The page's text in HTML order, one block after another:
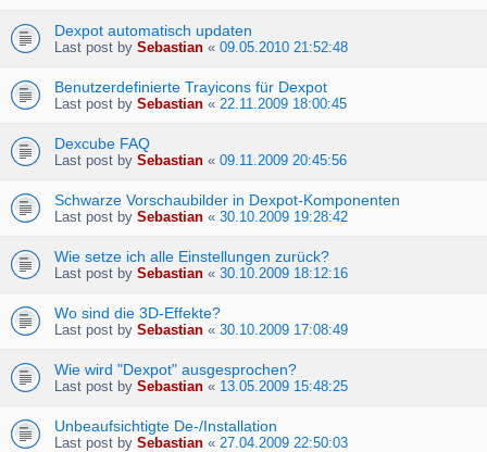
Dexpot automatisch updaten
Last post by Sebastian « 09.05.2010 21:52:48
Benutzerdefinierte Trayicons für Dexpot
Last post by Sebastian « 22.11.2009 18:00:45
Dexcube FAQ
Last post by Sebastian « 09.11.2009 20:45:56
Schwarze Vorschaubilder in Dexpot-Komponenten
Last post by Sebastian « 30.10.2009 19:28:42
Wie setze ich alle Einstellungen zurück?
Last post by Sebastian « 30.10.2009 18:12:16
Wo sind die 3D-Effekte?
Last post by Sebastian « 30.10.2009 17:08:49
Wie wird "Dexpot" ausgesprochen?
Last post by Sebastian « 13.05.2009 15:48:25
Unbeaufsichtigte De-/Installation
Last post by Sebastian « 27.04.2009 22:50:03